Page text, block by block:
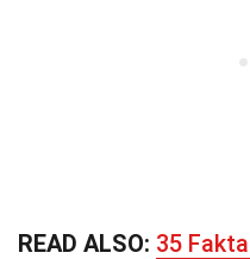
READ ALSO: 35